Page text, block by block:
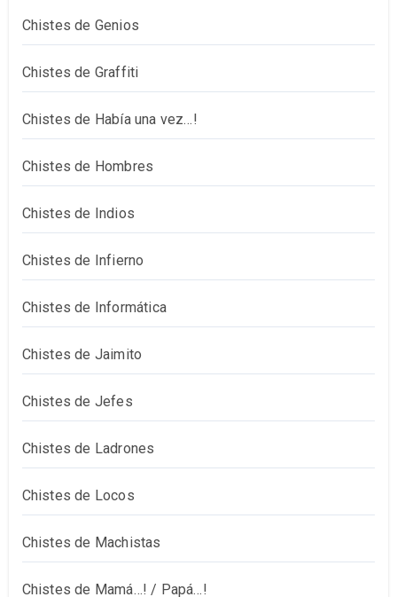
Chistes de Genios
Chistes de Graffiti
Chistes de Había una vez…!
Chistes de Hombres
Chistes de Indios
Chistes de Infierno
Chistes de Informática
Chistes de Jaimito
Chistes de Jefes
Chistes de Ladrones
Chistes de Locos
Chistes de Machistas
Chistes de Mamá…! / Papá…!